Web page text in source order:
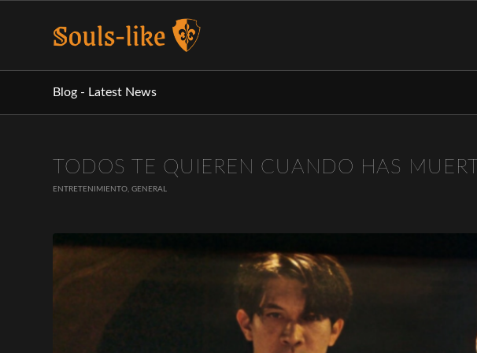
Blog - Latest News
TODOS TE QUIEREN CUANDO HAS
ENTRETENIMIENTO, GENERAL